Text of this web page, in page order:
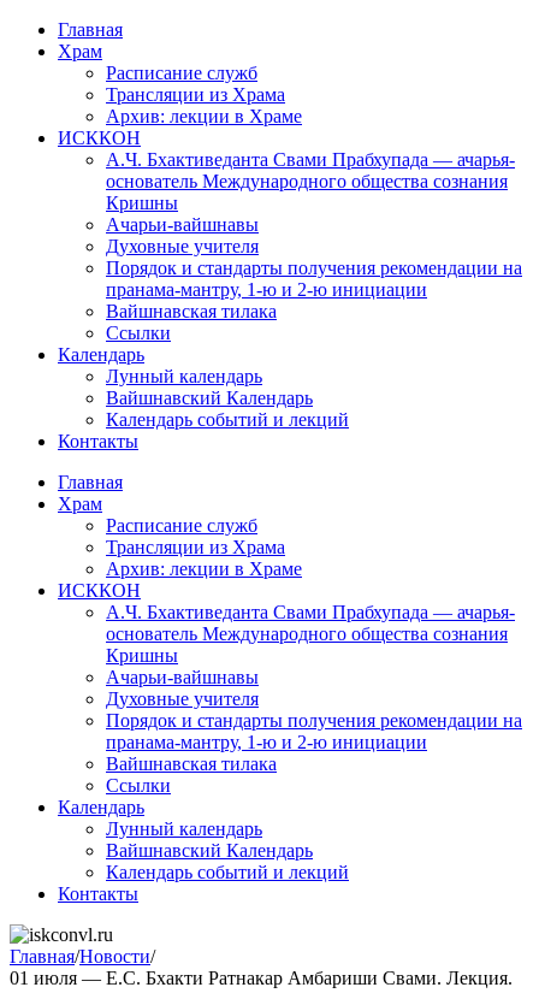
Перейти
содержимому
Главная
Храм
Расписание служб
Трансляции из Храма
Архив: лекции в Храме
ИСККОН
А.Ч. Бхактиведанта Свами Прабхупада — ачарья-
основатель Международного общества сознания
Кришны
Ачарьи-вайшнавы
Духовные учителя
Порядок и стандарты получения рекомендации на
пранама-мантру, 1-ю и 2-ю инициации
Вайшнавская тилака
Ссылки
Календарь
Лунный календарь
Вайшнавский Календарь
Календарь событий и лекций
Контакты
Главная
Храм
Расписание служб
Трансляции из Храма
Архив: лекции в Храме
ИСККОН
А.Ч. Бхактиведанта Свами Прабхупада — ачарья-
основатель Международного общества сознания
Кришны
Ачарьи-вайшнавы
Духовные учителя
Порядок и стандарты получения рекомендации на
пранама-мантру, 1-ю и 2-ю инициации
Вайшнавская тилака
Ссылки
Календарь
Лунный календарь
Вайшнавский Календарь
Календарь событий и лекций
Контакты
Главная/Новости/
01 июля — Е.С. Бхакти Ратнакар Амбариши Свами. Лекция.